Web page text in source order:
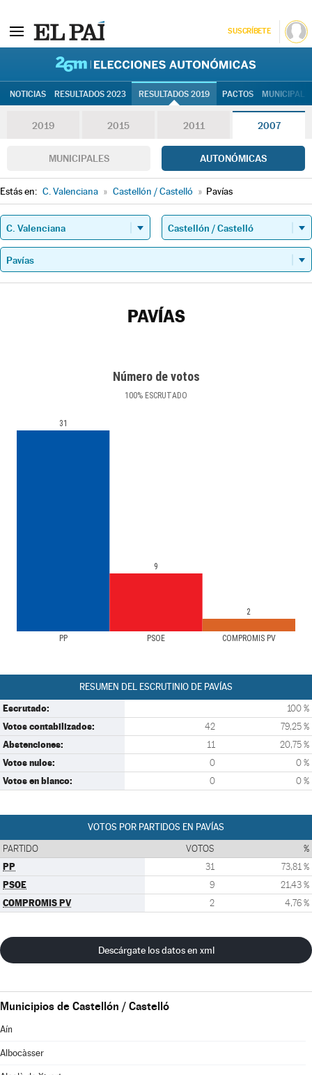
SUSCRÍBETE
NOTICIAS RESULTADOS 2023 RESULTADOS 2019 PACTOS
2019 2015 2011 2007
MUNICIPALES AUTONÓMICAS
Estás en: C. Valenciana » Castellón / Castelló » Pavías
PAVÍAS
Número de votos
100% ESCRUTADO
PP PSOE COMPROMIS PV
31
9
2
RESUMEN DEL ESCRUTINIO DE PAVÍAS
Escrutado: 100 %
Votos contabilizados: 42 79,25 %
Abstenciones: 11 20,75 %
Votos nulos: 0 0 %
Votos en blanco: 0 0 %
VOTOS POR PARTIDOS EN PAVÍAS
PARTIDO VOTOS %
PP 31 73,81 %
PSOE 9 21,43 %
COMPROMIS PV 2 4,76 %
Descárgate los datos en xml
Municipios de Castellón / Castelló
Aín
Albocàsser